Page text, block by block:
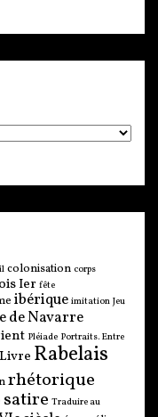
colonisation corps
Ier fête
ibérique imitation Jeu
de Navarre
Pléiade Portraits. Entre
Rabelais
rhétorique
satire Traduire au